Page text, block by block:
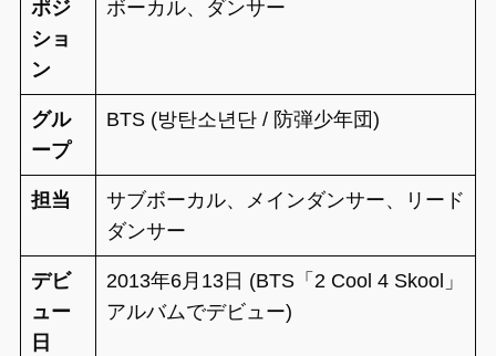
ポジ
ショ
ン
ボーカル、ダンサー
グル
ープ
BTS (방탄소년단 / 防弾少年団)
担当
サブボーカル、メインダンサー、リード
ダンサー
デビ
ュー
日
2013年6月13日 (BTS「2 Cool 4 Skool」
アルバムでデビュー)